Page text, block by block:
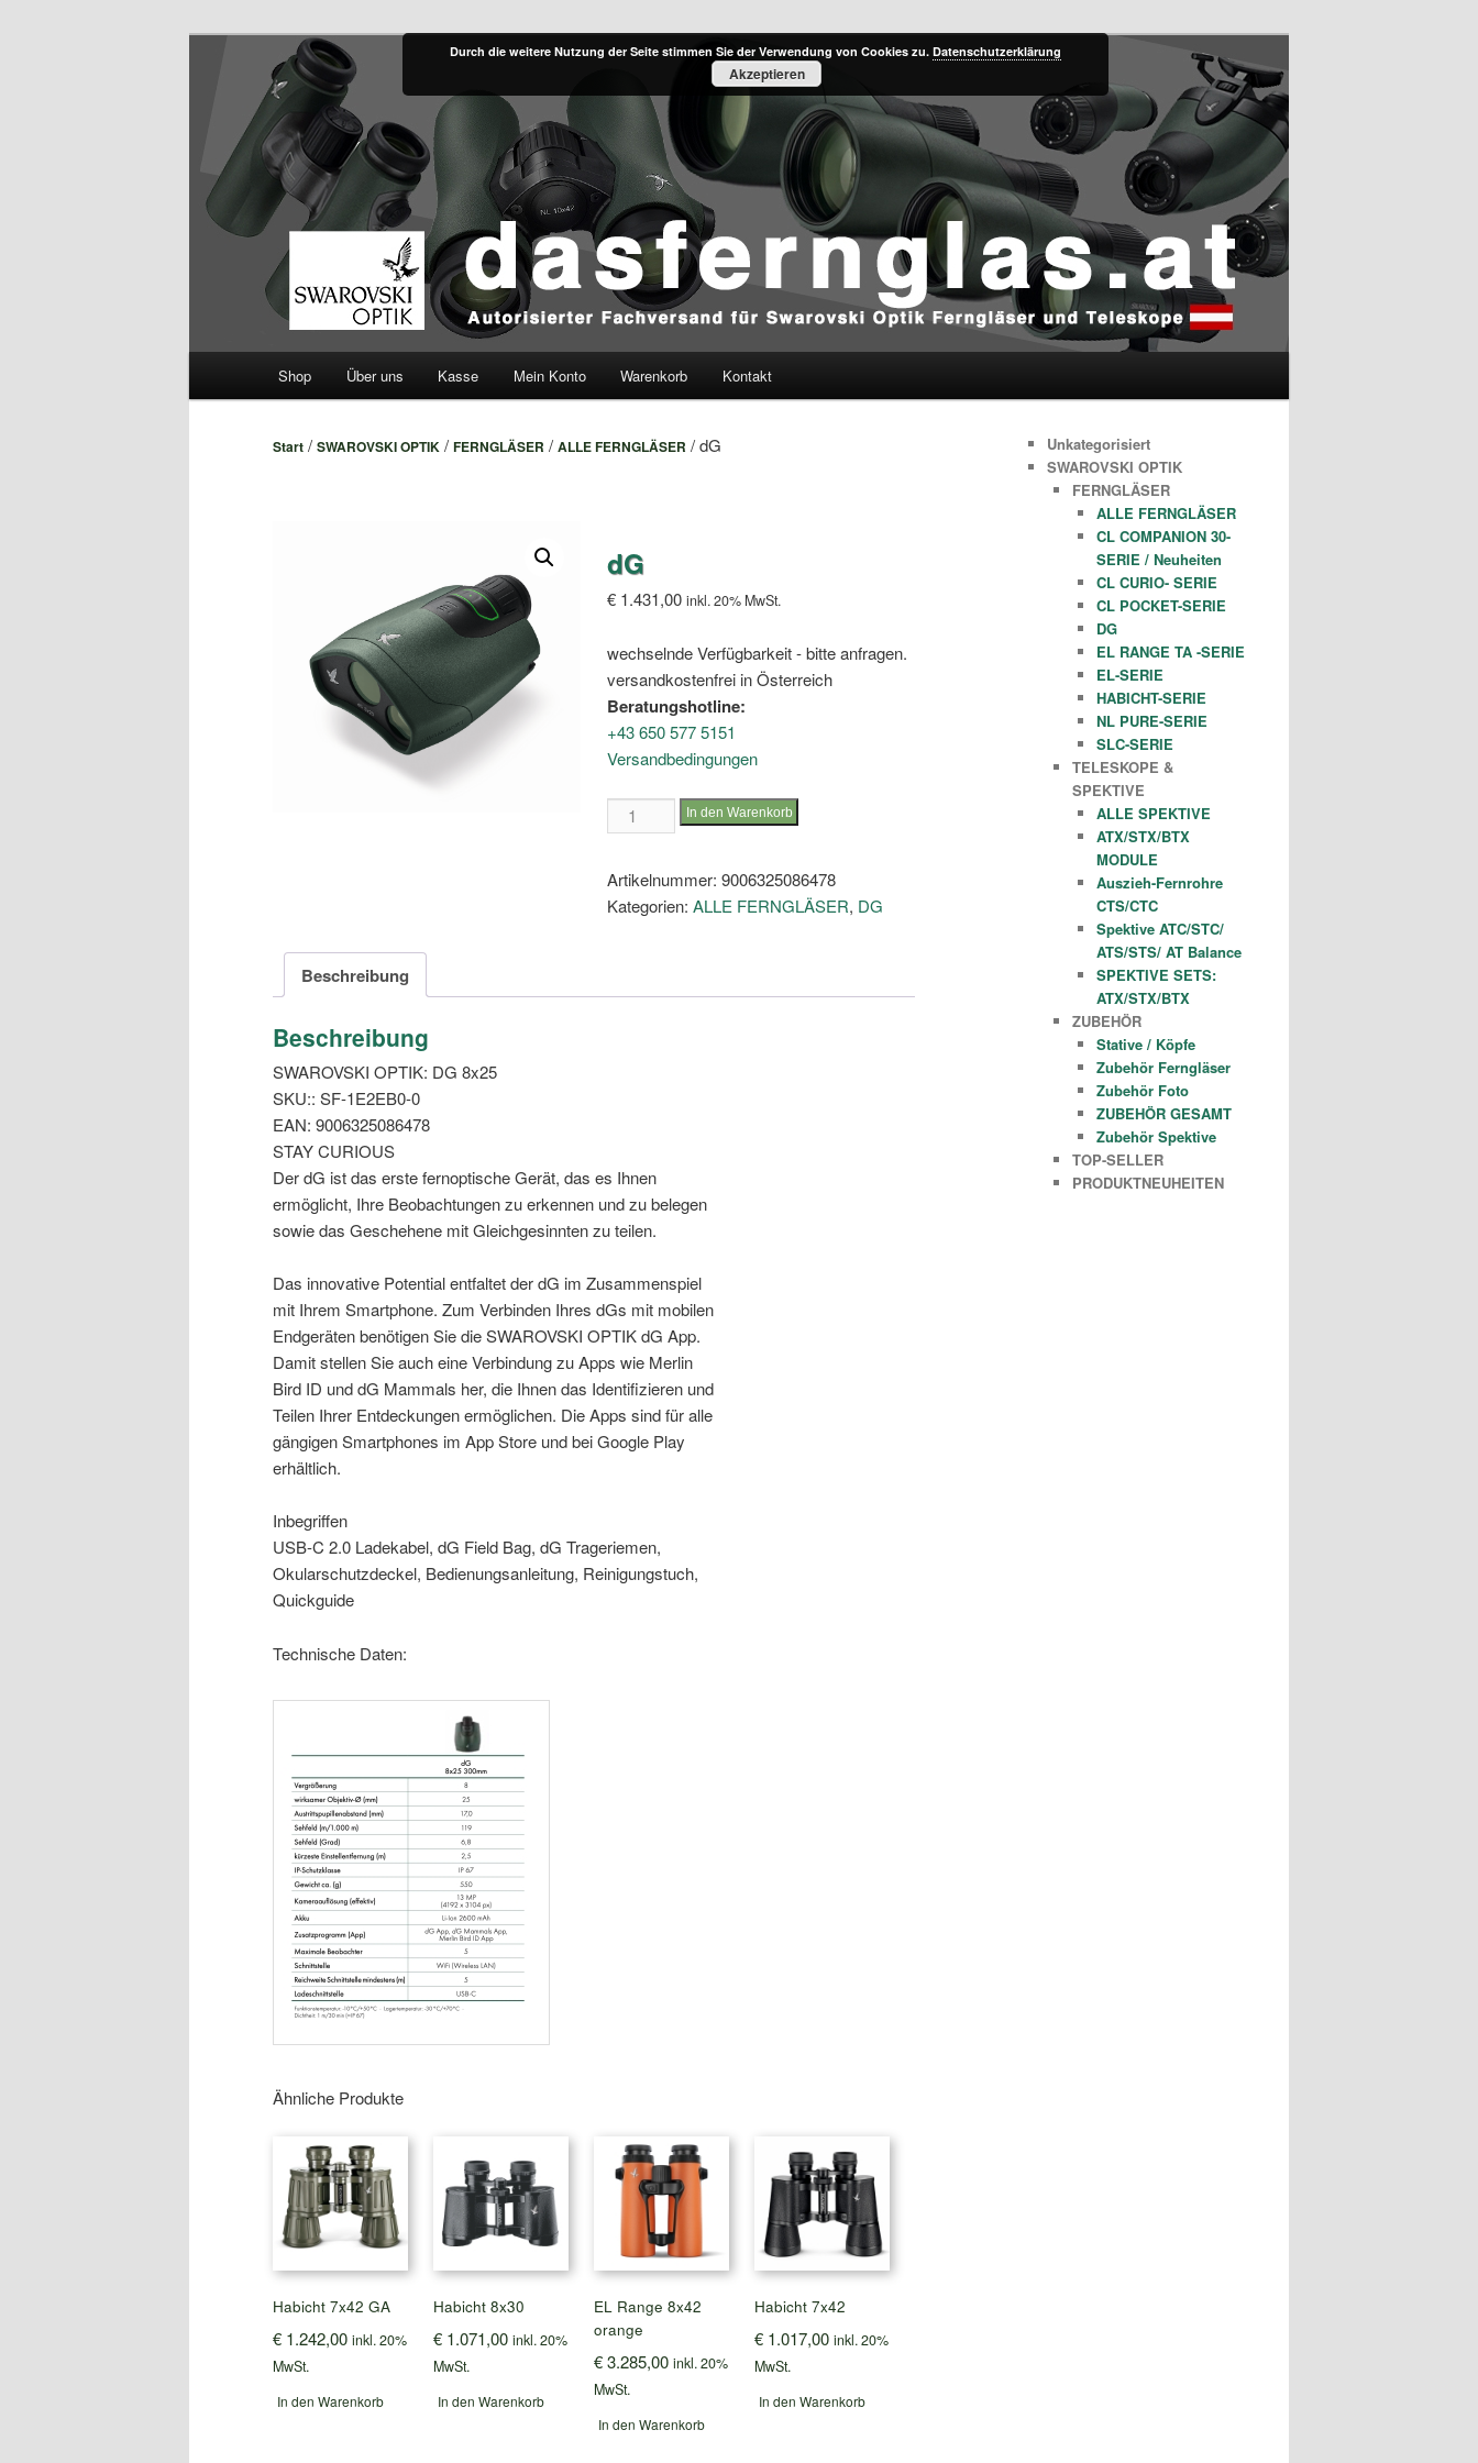
dasfernglas.at
Fachversand für Swarovski Optik Ferngläser und Teleskope direkt aus Tirol
Shop Über uns Kasse Mein Konto Warenkorb Kontakt
Start / SWAROVSKI OPTIK / FERNGLÄSER / ALLE FERNGLÄSER / dG
dG
€1.431,00 inkl. 20% MwSt.
wechselnde Verfügbarkeit - bitte anfragen.
versandkostenfrei in Österreich
Beratungshotline:
+43 650 577 5151
Versandbedingungen
Menge
In den Warenkorb
Artikelnummer: 9006325086478
Kategorien: ALLE FERNGLÄSER, DG
Beschreibung
Beschreibung
SWAROVSKI OPTIK: DG 8x25
SKU:: SF-1E2EB0-0
EAN: 9006325086478
STAY CURIOUS
Der dG ist das erste fernoptische Gerät, das es Ihnen
ermöglicht, Ihre Beobachtungen zu erkennen und zu belegen
sowie das Geschehene mit Gleichgesinnten zu teilen.
Das innovative Potential entfaltet der dG im Zusammenspiel
mit Ihrem Smartphone. Zum Verbinden Ihres dGs mit mobilen
Endgeräten benötigen Sie die SWAROVSKI OPTIK dG App.
Damit stellen Sie auch eine Verbindung zu Apps wie Merlin
Bird ID und dG Mammals her, die Ihnen das Identifizieren und
Teilen Ihrer Entdeckungen ermöglichen. Die Apps sind für alle
gängigen Smartphones im App Store und bei Google Play
erhältlich.
Inbegriffen
USB-C 2.0 Ladekabel, dG Field Bag, dG Trageriemen,
Okularschutzdeckel, Bedienungsanleitung, Reinigungstuch,
Quickguide
Technische Daten:
Ähnliche Produkte
Habicht 7x42 GA
€ 1.242,00 inkl. 20%
MwSt.
In den Warenkorb
Habicht 8x30
€1.071,00 inkl. 20%
MwSt.
In den Warenkorb
EL Range 8x42
orange
€3.285,00 inkl. 20%
MwSt.
In den Warenkorb
Habicht 7x42
€1.017,00 inkl. 20%
MwSt.
In den Warenkorb
Unkategorisiert
SWAROVSKI OPTIK
FERNGLÄSER
ALLE FERNGLÄSER
CL COMPANION 30-
SERIE / Neuheiten
CL CURIO- SERIE
CL POCKET-SERIE
DG
EL RANGE TA -SERIE
EL-SERIE
HABICHT-SERIE
NL PURE-SERIE
SLC-SERIE
TELESKOPE &
SPEKTIVE
ALLE SPEKTIVE
ATX/STX/BTX
MODULE
Auszieh-Fernrohre
CTS/CTC
Spektive ATC/STC/
ATS/STS/ AT Balance
SPEKTIVE SETS:
ATX/STX/BTX
ZUBEHÖR
Stative / Köpfe
Zubehör Ferngläser
Zubehör Foto
ZUBEHÖR GESAMT
Zubehör Spektive
TOP-SELLER
PRODUKTNEUHEITEN
Durch die weitere Nutzung der Seite stimmen Sie der Verwendung von Cookies zu. Datenschutzerklärung
Akzeptieren